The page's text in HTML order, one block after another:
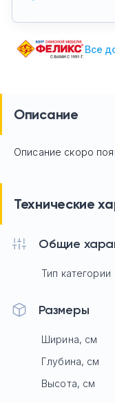
Все
Описание
Описание скоро
Технические
Общие
Тип категории
Размеры
Ширина, см
Глубина, см
Высота, см